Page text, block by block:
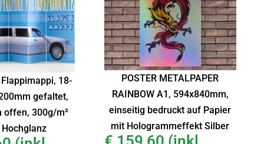
18-
gefaltet,
offen, 300g/m²
Hochglanz
POSTER METALPAPER
RAINBOW A1, 594x840mm,
einseitig bedruckt auf Papier
mit Hologrammeffekt Silber